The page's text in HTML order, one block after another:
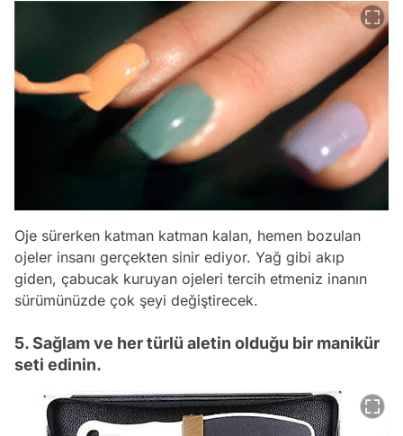
Oje sürerken katman katman kalan, hemen bozulan
ojeler insanı gerçekten sinir ediyor. Yağ gibi akıp
giden, çabucak kuruyan ojeleri tercih etmeniz inanın
sürümünüzde çok şeyi değiştirecek.
5. Sağlam ve her türlü aletin olduğu bir manikür
seti edinin.